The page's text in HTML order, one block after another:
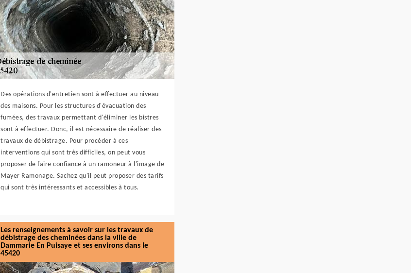
Des opérations d'entretien sont à effectuer au niveau
des maisons. Pour les structures d'évacuation des
fumées, des travaux permettant d'éliminer les bistres
sont à effectuer. Donc, il est nécessaire de réaliser des
travaux de débistrage. Pour procéder à ces
interventions qui sont très difficiles, on peut vous
proposer de faire confiance à un ramoneur à l'image de
Mayer Ramonage. Sachez qu'il peut proposer des tarifs
qui sont très intéressants et accessibles à tous.
Les renseignements à savoir sur les travaux de
débistrage des cheminées dans la ville de
Dammarie En Puisaye et ses environs dans le
45420